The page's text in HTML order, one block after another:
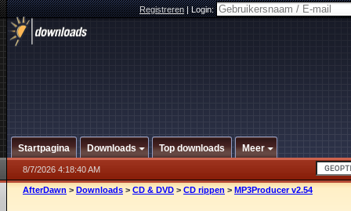
Registreren|Login:
Startpagina Downloads Top downloads Meer
8/7/2026 4:18:40 AM
AfterDawn > Downloads > CD & DVD > CD rippen > MP3Producer v2.54